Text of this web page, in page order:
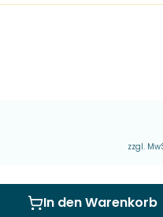
zzgl.
In den Warenkorb